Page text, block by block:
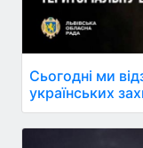
Сьогодні ми
українських